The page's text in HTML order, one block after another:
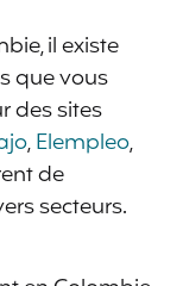
il existe
que vous
des sites
,Elempleo,
de
secteurs.